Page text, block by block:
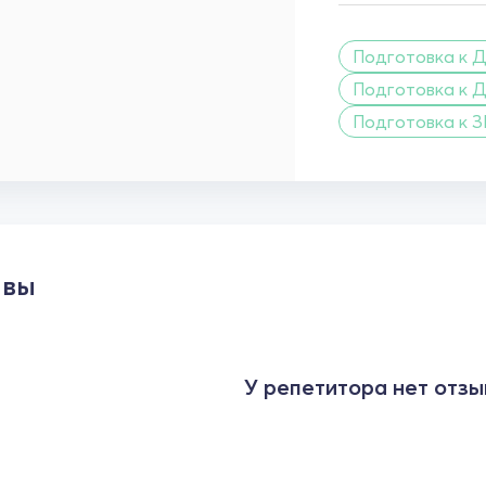
Подготовка к
Подготовка к
Подготовка к
У репетитора нет